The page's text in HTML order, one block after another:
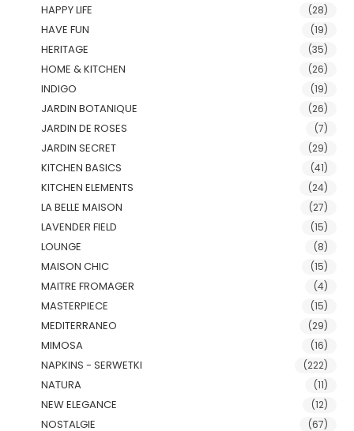
HAPPY LIFE (28)
HAVE FUN (19)
HERITAGE (35)
HOME & KITCHEN (26)
INDIGO (19)
JARDIN BOTANIQUE (26)
JARDIN DE ROSES (7)
JARDIN SECRET (29)
KITCHEN BASICS (41)
KITCHEN ELEMENTS (24)
LA BELLE MAISON (27)
LAVENDER FIELD (15)
LOUNGE (8)
MAISON CHIC (15)
MAITRE FROMAGER (4)
MASTERPIECE (15)
MEDITERRANEO (29)
MIMOSA (16)
NAPKINS - SERWETKI (222)
NATURA (11)
NEW ELEGANCE (12)
NOSTALGIE (67)